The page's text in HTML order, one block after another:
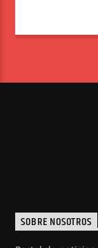
SOBRE NOSOTROS